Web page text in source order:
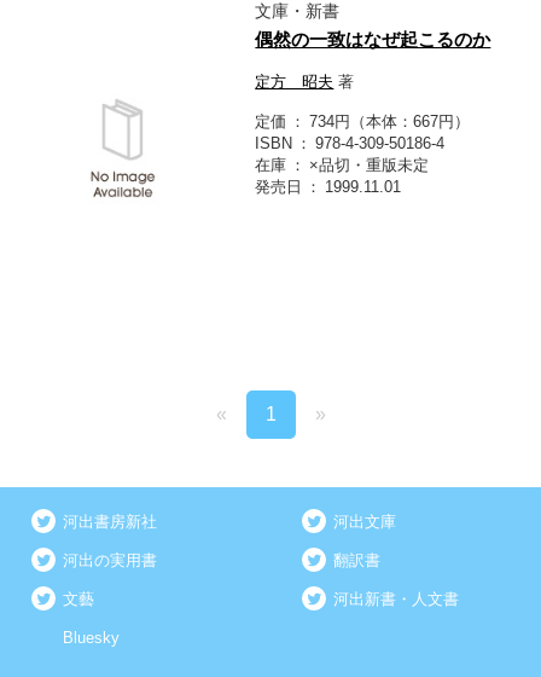
文庫・新書
偶然の一致はなぜ起こるのか
定方 昭夫 著
定価
734円（本体：667円）
ISBN
978-4-309-50186-4
在庫
×品切・重版未定
発売日
1999.11.01
« 1 »
河出書房新社 河出文庫
河出の実用書 翻訳書
文藝 河出新書・人文書
Bluesky